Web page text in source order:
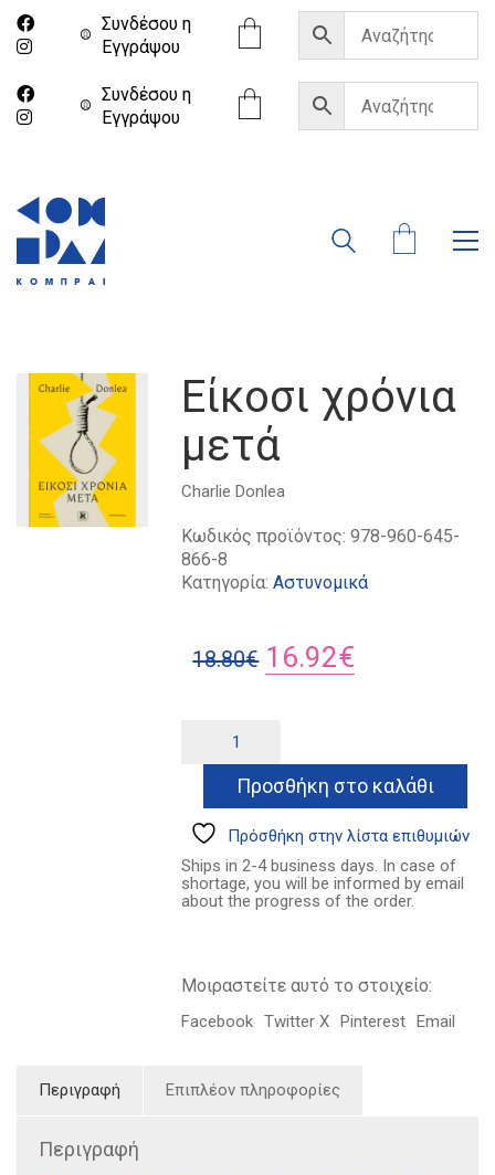
Συνδέσου η
Eγγράψου
Συνδέσου η
Eγγράψου
Είκοσι χρόνια
μετά
Charlie Donlea
Κωδικός προϊόντος:978-960-645-
866-8
Κατηγορία:Αστυνομικά
18.80€ Original
18.80€.
16.92€
είναι:
16.92€.
μετά
ποσότηταΠροσθήκη στο καλάθι
Πρόσθήκη στην λίστα επιθυμιών
Ships in 2-4 business days. In case of
shortage, you will be informed by email
about the progress of the order.
Μοιραστείτε αυτό το στοιχείο:
Facebook Twitter X Pinterest Email
Περιγραφή Επιπλέον πληροφορίες
Περιγραφή